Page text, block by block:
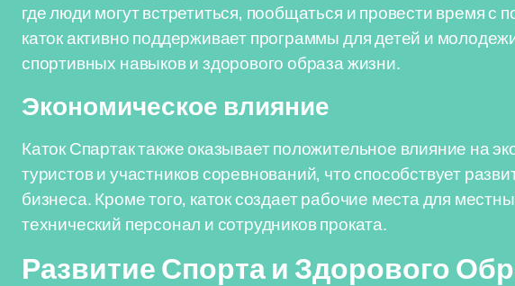
где люди могут встретиться, пообщаться и провести время с
каток активно поддерживает программы для детей и
спортивных навыков и здорового образа жизни.
Экономическое влияние
Каток Спартак также оказывает положительное влияние на
туристов и участников соревнований, что способствует
бизнеса. Кроме того, каток создает рабочие места для
технический персонал и сотрудников проката.
Развитие Спорта и Здорового